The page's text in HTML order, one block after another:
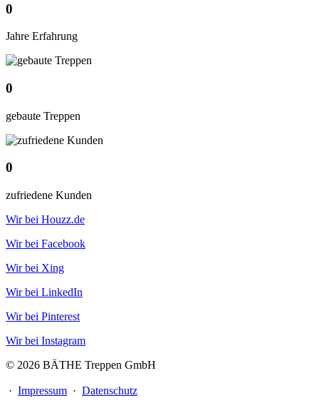
0
Jahre Erfahrung
0
gebaute Treppen
0
zufriedene Kunden
Wir bei Houzz.de
Wir bei Facebook
Wir bei Xing
Wir bei LinkedIn
Wir bei Pinterest
Wir bei Instagram
© 2026 BÄTHE Treppen GmbH
· Impressum · Datenschutz